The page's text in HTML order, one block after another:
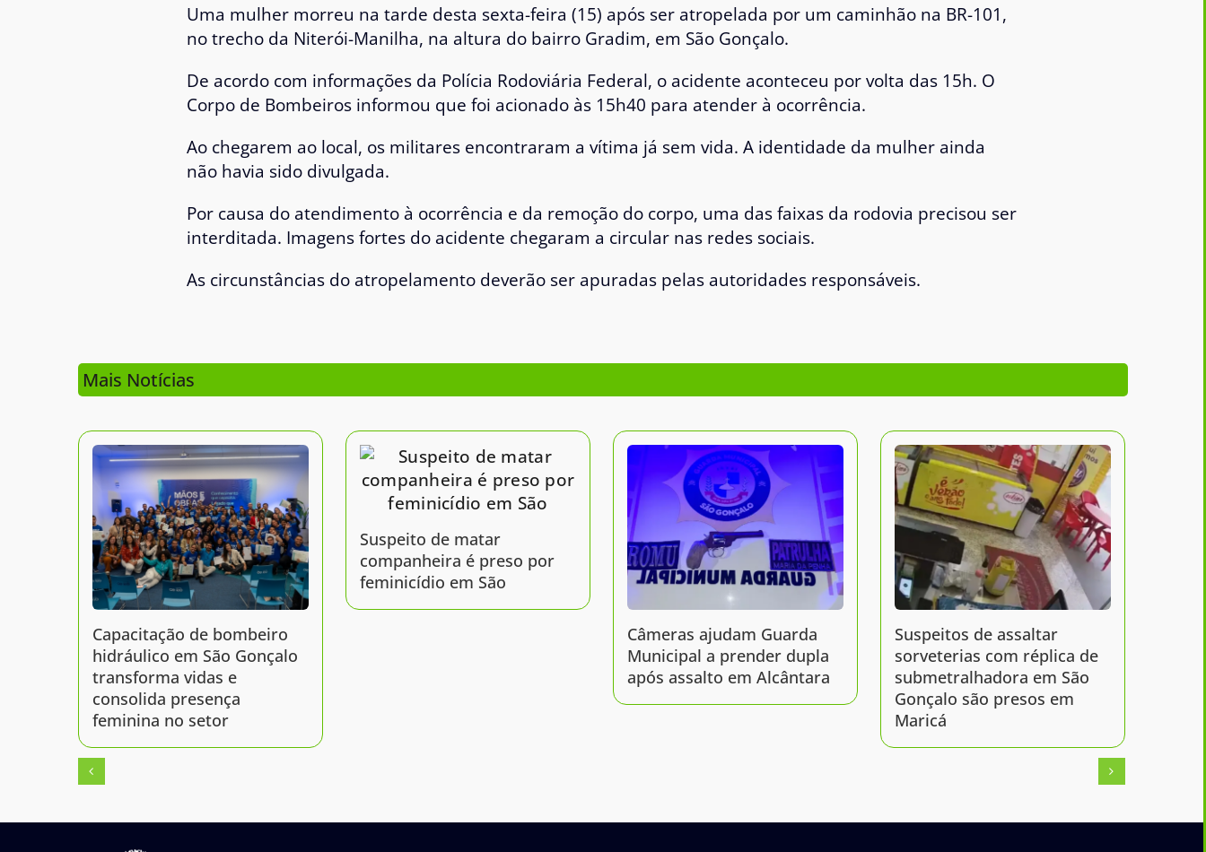
Uma mulher morreu na tarde desta sexta-feira (15) após ser atropelada por um caminhão na BR-101,
no trecho da Niterói-Manilha, na altura do bairro Gradim, em São Gonçalo.
De acordo com informações da Polícia Rodoviária Federal, o acidente aconteceu por volta das 15h. O
Corpo de Bombeiros informou que foi acionado às 15h40 para atender à ocorrência.
Ao chegarem ao local, os militares encontraram a vítima já sem vida. A identidade da mulher ainda
não havia sido divulgada.
Por causa do atendimento à ocorrência e da remoção do corpo, uma das faixas da rodovia precisou ser
interditada. Imagens fortes do acidente chegaram a circular nas redes sociais.
As circunstâncias do atropelamento deverão ser apuradas pelas autoridades responsáveis.
Mais Notícias
Capacitação de bombeiro
hidráulico em São Gonçalo
transforma vidas e
consolida presença
feminina no setor
Suspeito de matar
companheira é preso por
feminicídio em São
Câmeras ajudam Guarda
Municipal a prender dupla
após assalto em Alcântara
Suspeitos de assaltar
sorveterias com réplica de
submetralhadora em São
Gonçalo são presos em
Maricá